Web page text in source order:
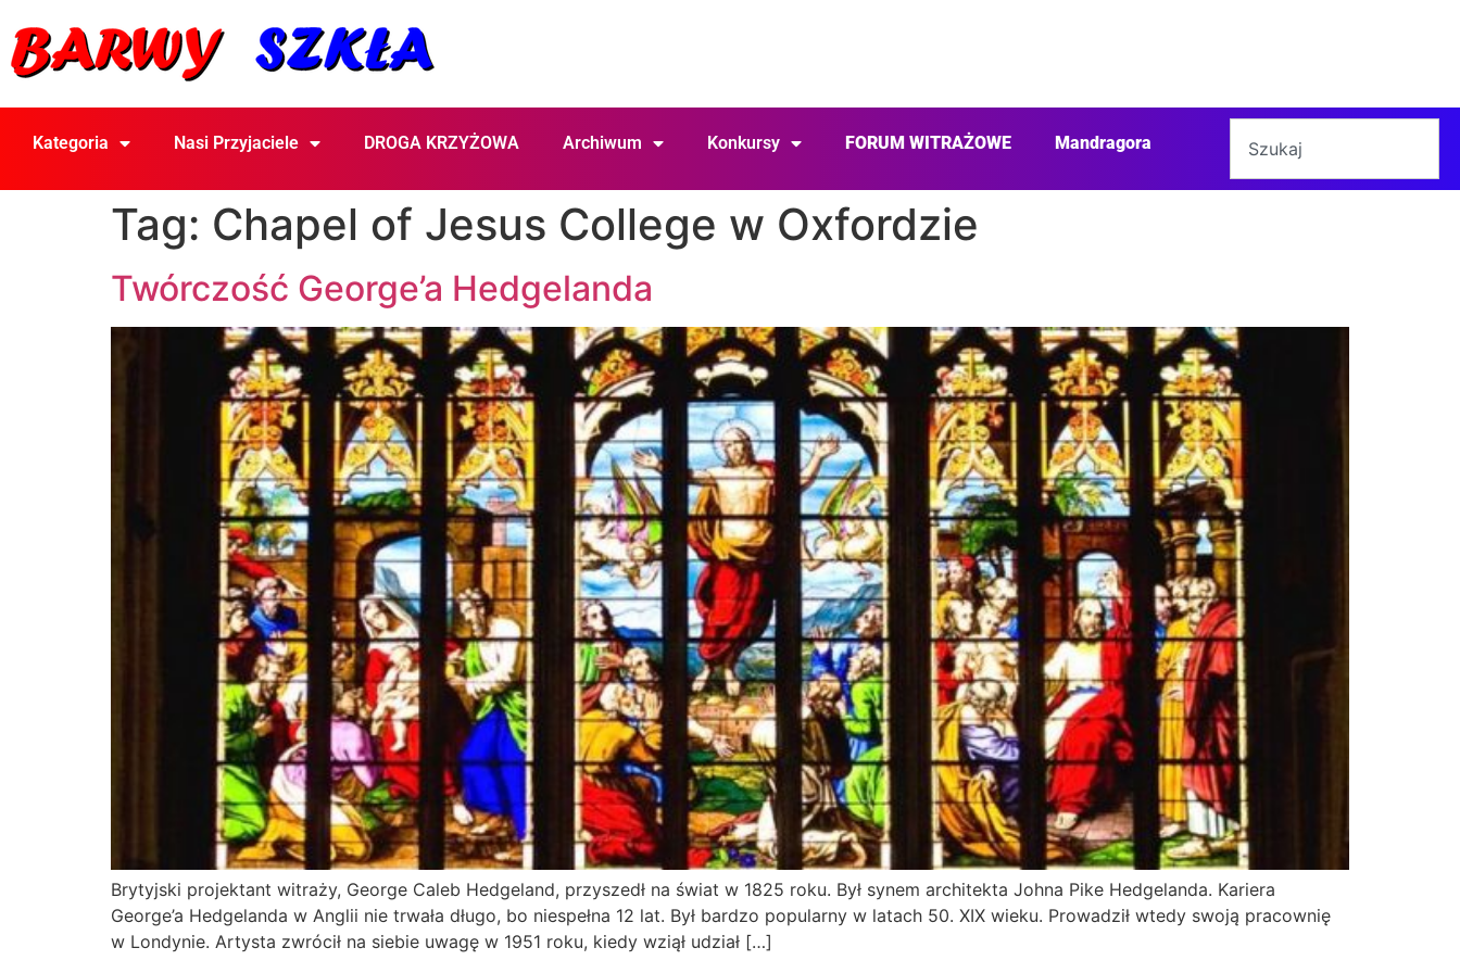
Kategoria Nasi Przyjaciele DROGA KRZYŻOWA Archiwum Konkursy FORUM WITRAŻOWE Mandragora
Tag: Chapel of Jesus College w Oxfordzie
Twórczość George’a Hedgelanda
Brytyjski projektant witraży, George Caleb Hedgeland, przyszedł na świat w 1825 roku. Był synem architekta Johna Pike Hedgelanda. Kariera
George’a Hedgelanda w Anglii nie trwała długo, bo niespełna 12 lat. Był bardzo popularny w latach 50. XIX wieku. Prowadził wtedy swoją pracownię
w Londynie. Artysta zwrócił na siebie uwagę w 1951 roku, kiedy wziął udział […]